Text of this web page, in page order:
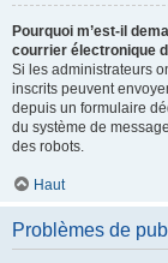
Pourquoi m’est-il
courrier électronique
Si les administrateurs
inscrits peuvent
depuis un formulaire
du système de
des robots.
Haut
Problèmes de